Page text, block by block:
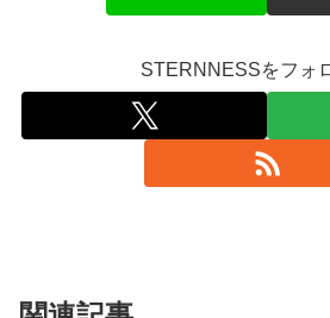
STERNNESSをフォ